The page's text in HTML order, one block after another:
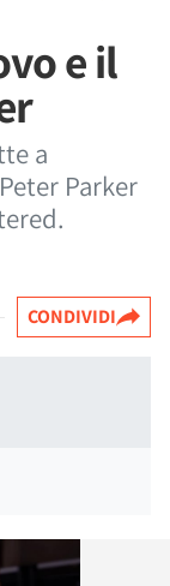
e il
a
Parker
CONDIVIDI